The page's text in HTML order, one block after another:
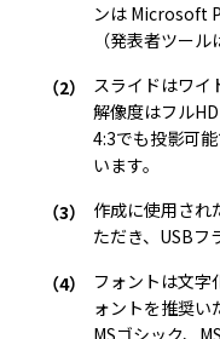
ンは Microsoft
（発表者ツー
スライドはワイ
解像度はフル
4:3でも投影可
います。
作成に使用され
ただき、USBフ
フォントは文字
ォントを推奨い
MSゴシック、